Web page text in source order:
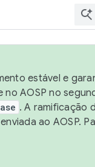
estável e
AOSP no
. A ramificação
ao AOSP.